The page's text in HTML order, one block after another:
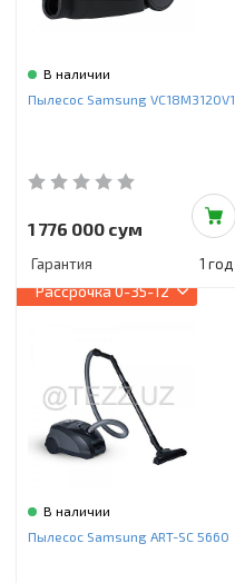
В наличии
Пылесос Samsung VC18M3120V1
1 776 000 сум
Гарантия 1 год
Рассрочка0-35-12
В наличии
Пылесос Samsung ART-SC 5660